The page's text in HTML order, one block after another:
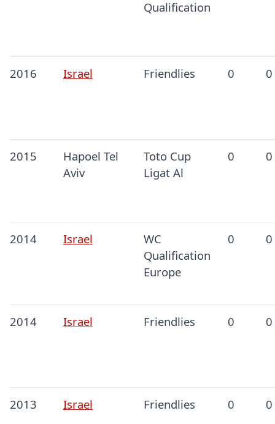
Qualification
2016 Israel Friendlies 0 0
2015
Hapoel Tel
Aviv
Toto Cup
Ligat Al
0 0
2014 Israel
WC
Qualification
Europe
0 0
2014 Israel Friendlies 0 0
2013 Israel Friendlies 0 0